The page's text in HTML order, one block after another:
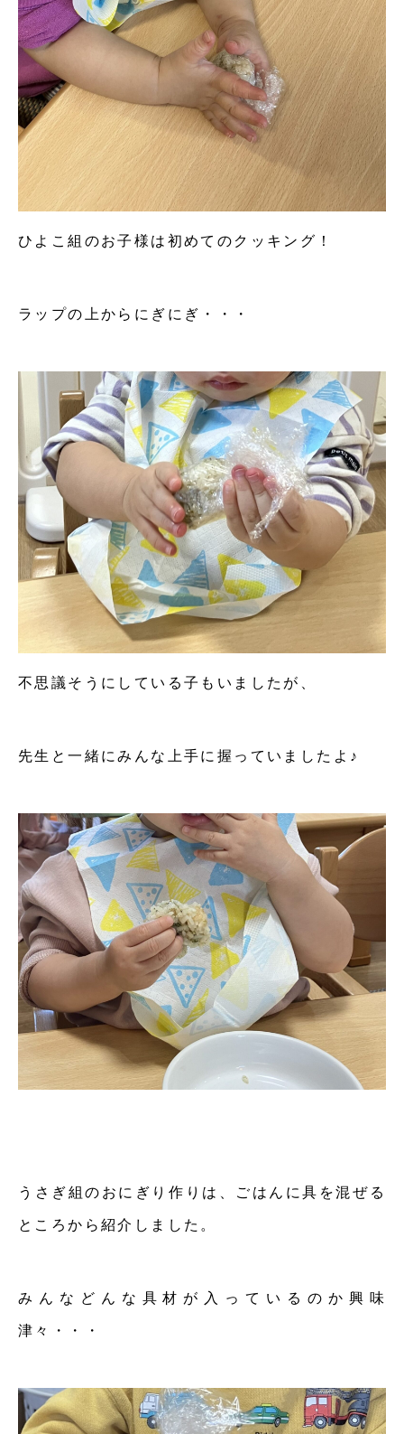
ひよこ組のお子様は初めてのクッキング！
ラップの上からにぎにぎ・・・
不思議そうにしている子もいましたが、
先生と一緒にみんな上手に握っていましたよ♪
うさぎ組のおにぎり作りは、ごはんに具を混ぜる
ところから紹介しました。
みんなどんな具材が入っているのか興味
津々・・・